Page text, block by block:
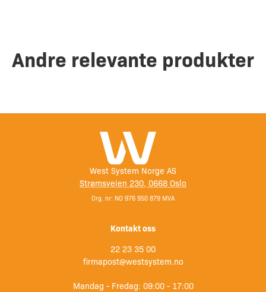
Andre relevante produkter
West System Norge AS
Strømsveien 230, 0668 Oslo
Org. nr: NO 976 950 879 MVA
Kontakt oss
22 23 35 00
firmapost@westsystem.no
Mandag - Fredag: 09:00 - 17:00